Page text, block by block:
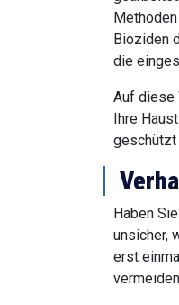
Bioziden
die
Auf diese
Ihre
geschützt
Haben
unsicher,
erst